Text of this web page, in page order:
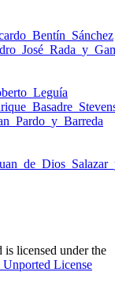
is licensed under the
License